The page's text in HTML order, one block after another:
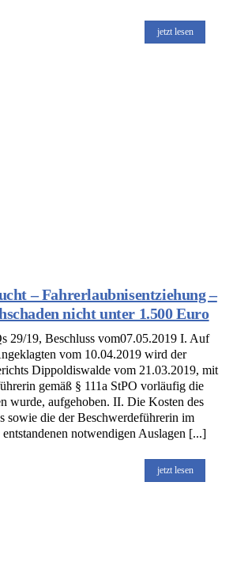
jetzt lesen
– Fahrerlaubnisentziehung –
nicht unter 1.500 Euro
29/19, Beschluss vom07.05.2019 I. Auf
vom 10.04.2019 wird der
Dippoldiswalde vom 21.03.2019, mit
gemäß § 111a StPO vorläufig die
wurde, aufgehoben. II. Die Kosten des
sowie die der Beschwerdeführerin im
notwendigen Auslagen [...]
jetzt lesen